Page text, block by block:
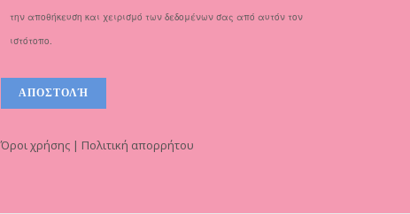
την αποθήκευση και χειρισμό των δεδομένων σας από αυτόν τον
ιστότοπο.
Όροι χρήσης | Πολιτική απορρήτου